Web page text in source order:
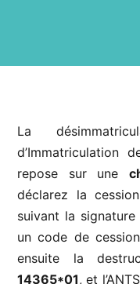
La
d’Immatriculation
repose sur une
déclarez la
suivant la
un code de
ensuite la
14365*01, et